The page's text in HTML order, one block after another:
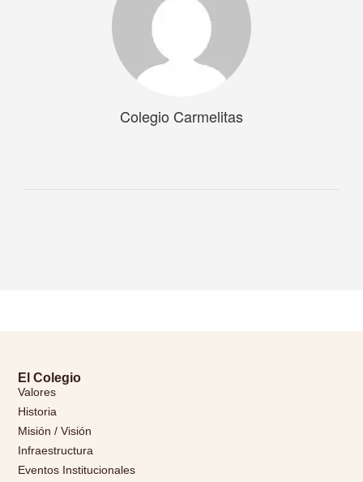
Colegio Carmelitas
El Colegio
Valores
Historia
Misión / Visión
Infraestructura
Eventos Institucionales